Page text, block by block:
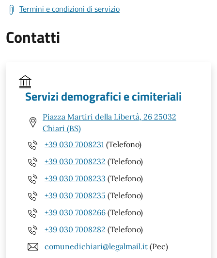
Termini e condizioni di servizio
Contatti
Servizi demografici e cimiteriali
Piazza Martiri della Libertà, 26 25032
Chiari (BS)
+39 030 7008231 (Telefono)
+39 030 7008232 (Telefono)
+39 030 7008233 (Telefono)
+39 030 7008235 (Telefono)
+39 030 7008266 (Telefono)
+39 030 7008282 (Telefono)
comunedichiari@legalmail.it (Pec)